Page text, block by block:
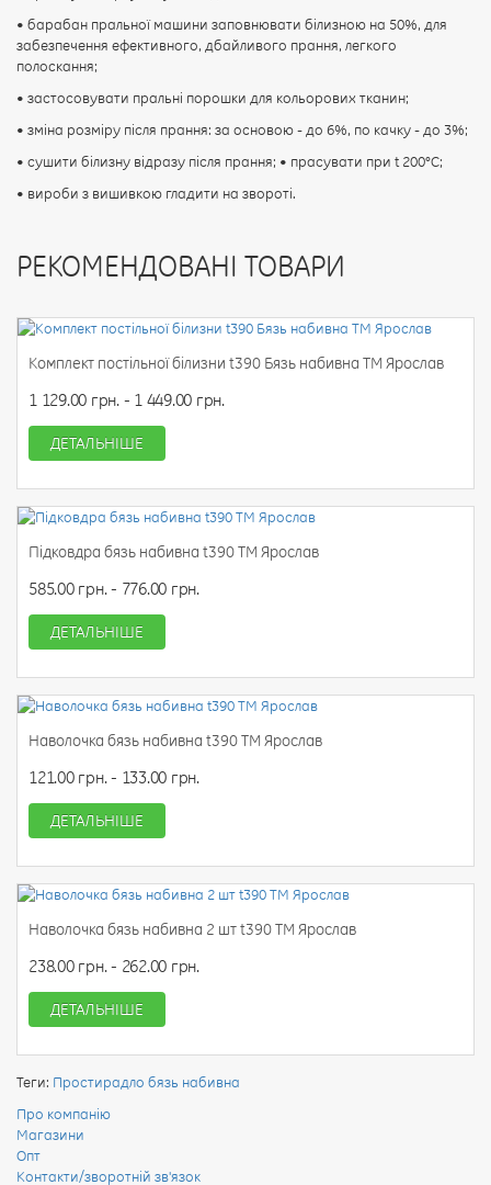
• барабан пральної машини заповнювати білизною на 50%, для
забезпечення ефективного, дбайливого прання, легкого
полоскання;
• застосовувати пральні порошки для кольорових тканин;
• зміна розміру після прання: за основою - до 6%, по качку - до 3%;
• сушити білизну відразу після прання; • прасувати при t 200°С;
• вироби з вишивкою гладити на звороті.
РЕКОМЕНДОВАНІ ТОВАРИ
Комплект постільної білизни t390 Бязь набивна ТМ Ярослав
1 129.00 грн. - 1 449.00 грн.
ДЕТАЛЬНІШЕ
Підковдра бязь набивна t390 ТМ Ярослав
585.00 грн. - 776.00 грн.
ДЕТАЛЬНІШЕ
Наволочка бязь набивна t390 ТМ Ярослав
121.00 грн. - 133.00 грн.
ДЕТАЛЬНІШЕ
Наволочка бязь набивна 2 шт t390 ТМ Ярослав
238.00 грн. - 262.00 грн.
ДЕТАЛЬНІШЕ
Теги: Простирадло бязь набивна
Про компанію
Магазини
Опт
Контакти/зворотній зв'язок